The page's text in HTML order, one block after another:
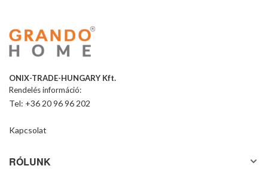
ONIX-TRADE-HUNGARY Kft.
Rendelés információ:
Tel: +36 20 96 96 202
Kapcsolat
RÓLUNK